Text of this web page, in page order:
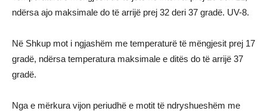
ndërsa ajo maksimale do të arrijë prej 32 deri 37 gradë. UV-8.
Në Shkup mot i ngjashëm me temperaturë të mëngjesit prej 17
gradë, ndërsa temperatura maksimale e ditës do të arrijë 37
gradë.
Nga e mërkura vijon periudhë e motit të ndryshueshëm me